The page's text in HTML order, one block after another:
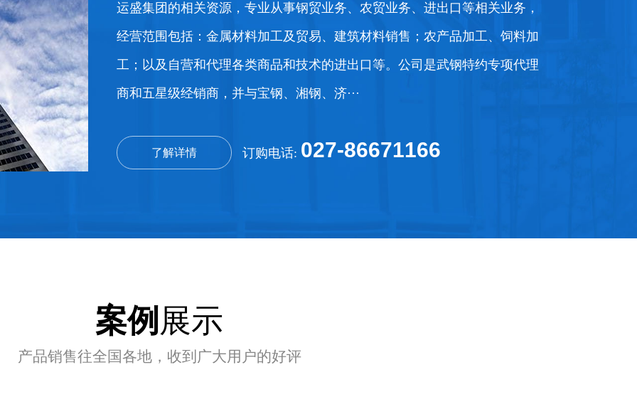
查看详情+ 水稻 查看详情+ 玉米 查看详情+
运盛集团的相关资源，专业从事钢贸业务、农贸业务、进出口等相关业务，
经营范围包括：金属材料加工及贸易、建筑材料销售；农产品加工、饲料加
工；以及自营和代理各类商品和技术的进出口等。公司是武钢特约专项代理
商和五星级经销商，并与宝钢、湘钢、济···
了解详情 订购电话: 027-86671166
案例 展示
产品销售往全国各地，收到广大用户的好评